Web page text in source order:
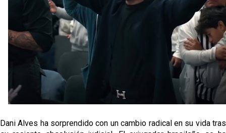
Vargas y Sow se incorporan al grupo en la sesión
Odysseas Vlachodimos: “El objetivo es mejorar la
temporada pasada”
El Sevilla FC empieza a inscribir a los nuevos
Opinión | "Carta abierta a Alberto Flores" por Rafa
Dani Alves ha sorprendido con un cambio radical en su vida tras